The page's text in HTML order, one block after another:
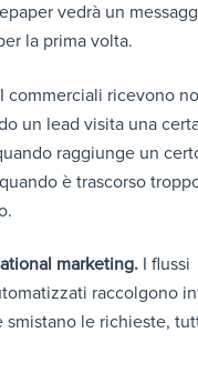
vedrà un
la prima volta.
I commerciali ricevono
un lead visita una
raggiunge un
è trascorso
marketing. I flussi
raccolgono
smistano le richieste,